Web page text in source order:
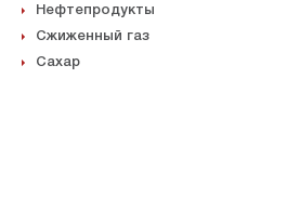
Нефтепродукты
Сжиженный газ
Сахар